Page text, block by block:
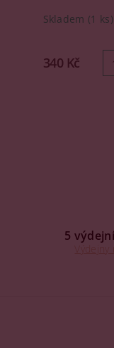
Skladem (1 ks)
340 Kč
5